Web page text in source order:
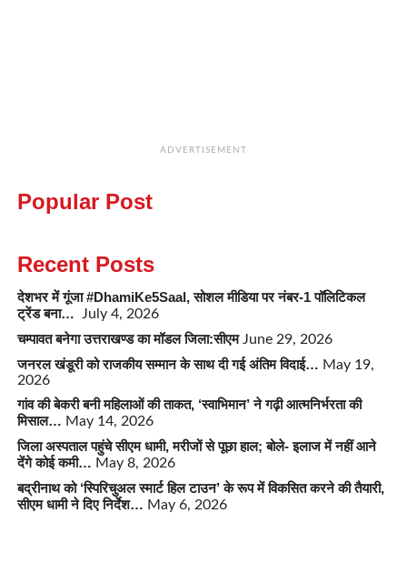
ADVERTISEMENT
Popular Post
Recent Posts
देशभर में गूंजा #DhamiKe5Saal, सोशल मीडिया पर नंबर-1 पॉलिटिकल
ट्रेंड बना… July 4, 2026
चम्पावत बनेगा उत्तराखण्ड का मॉडल जिला:सीएम June 29, 2026
जनरल खंडूरी को राजकीय सम्मान के साथ दी गई अंतिम विदाई… May 19,
2026
गांव की बेकरी बनी महिलाओं की ताकत, ‘स्वाभिमान’ ने गढ़ी आत्मनिर्भरता की
मिसाल… May 14, 2026
जिला अस्पताल पहुंचे सीएम धामी, मरीजों से पूछा हाल; बोले- इलाज में नहीं आने
देंगे कोई कमी… May 8, 2026
बद्रीनाथ को ‘स्पिरिचुअल स्मार्ट हिल टाउन’ के रूप में विकसित करने की तैयारी,
सीएम धामी ने दिए निर्देश… May 6, 2026